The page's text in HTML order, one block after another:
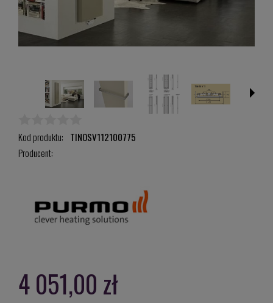
Kod produktu: TINOSV112100775
Producent:
4 051,00 zł